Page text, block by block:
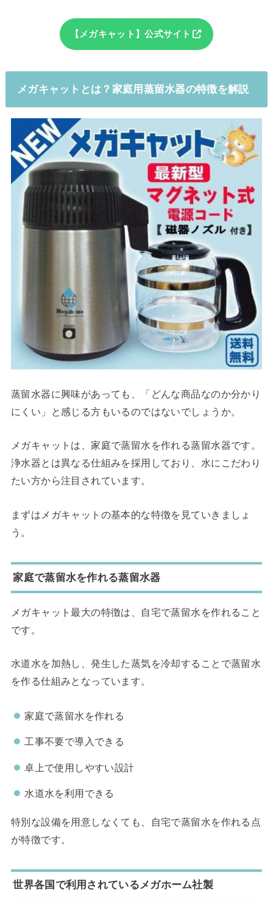
【メガキャット】公式サイト
メガキャットとは？家庭用蒸留水器の特徴を解説
蒸留水器に興味があっても、「どんな商品なのか分かり
にくい」と感じる方もいるのではないでしょうか。
メガキャットは、家庭で蒸留水を作れる蒸留水器です。
浄水器とは異なる仕組みを採用しており、水にこだわり
たい方から注目されています。
まずはメガキャットの基本的な特徴を見ていきましょ
う。
家庭で蒸留水を作れる蒸留水器
メガキャット最大の特徴は、自宅で蒸留水を作れること
です。
水道水を加熱し、発生した蒸気を冷却することで蒸留水
を作る仕組みとなっています。
家庭で蒸留水を作れる
工事不要で導入できる
卓上で使用しやすい設計
水道水を利用できる
特別な設備を用意しなくても、自宅で蒸留水を作れる点
が特徴です。
世界各国で利用されているメガホーム社製